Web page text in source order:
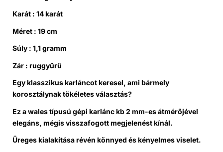
Karát : 14 karát
Méret : 19 cm
Súly : 1,1 gramm
Zár : ruggyűrű
Egy klasszikus karláncot keresel, ami bármely
korosztálynak tökéletes választás?
Ez a wales típusú gépi karlánc kb 2 mm-es átmérőjével
elegáns, mégis visszafogott megjelenést kínál.
Üreges kialakítása révén könnyed és kényelmes viselet.